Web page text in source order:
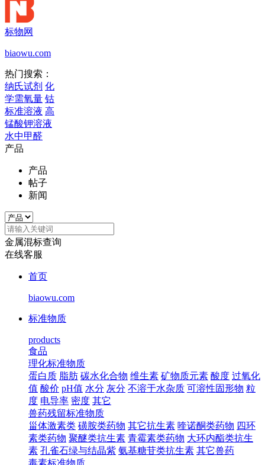
标物网
biaowu.com
热门搜索：
纳氏试剂 化
学需氧量 钴
标准溶液 高
锰酸钾溶液
水中甲醛
产品
产品
帖子
新闻
金属混标查询
在线客服
首页
biaowu.com
标准物质
products
食品
理化标准物质
蛋白质 脂肪 碳水化合物 维生素 矿物质元素 酸度 过氧化
值 酸价 pH值 水分 灰分 不溶于水杂质 可溶性固形物 粒
度 电导率 密度 其它
兽药残留标准物质
甾体激素类 磺胺类药物 其它抗生素 喹诺酮类药物 四环
素类药物 聚醚类抗生素 青霉素类药物 大环内酯类抗生
素 孔雀石绿与结晶紫 氨基糖苷类抗生素 其它兽药
毒素标准物质